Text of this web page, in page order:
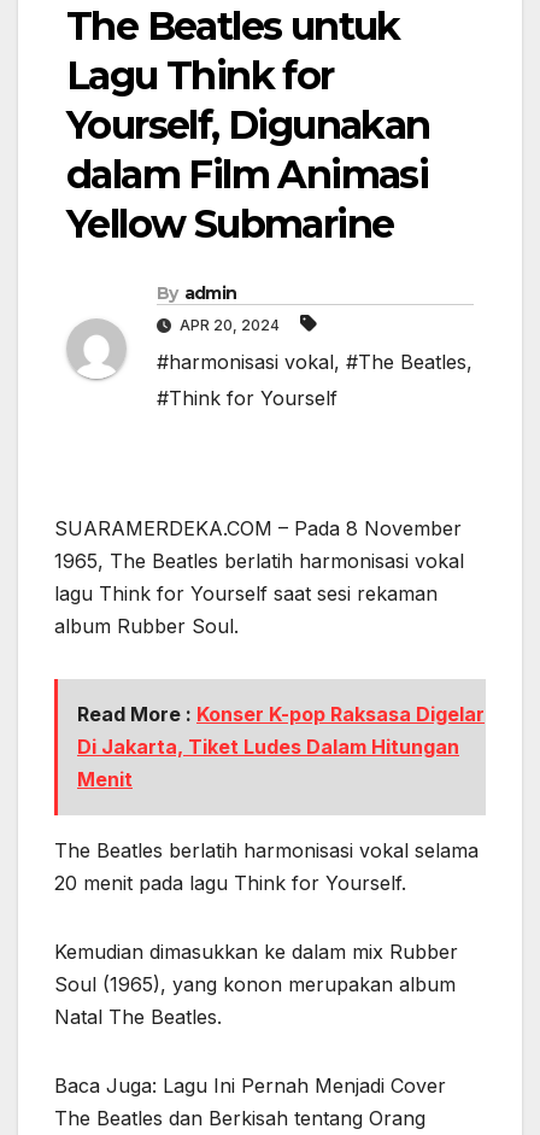
The Beatles untuk
Lagu Think for
Yourself, Digunakan
dalam Film Animasi
Yellow Submarine
By admin
APR 20, 2024
#harmonisasi vokal, #The Beatles,
#Think for Yourself
SUARAMERDEKA.COM – Pada 8 November
1965, The Beatles berlatih harmonisasi vokal
lagu Think for Yourself saat sesi rekaman
album Rubber Soul.
Read More : Konser K-pop Raksasa Digelar
Di Jakarta, Tiket Ludes Dalam Hitungan
Menit
The Beatles berlatih harmonisasi vokal selama
20 menit pada lagu Think for Yourself.
Kemudian dimasukkan ke dalam mix Rubber
Soul (1965), yang konon merupakan album
Natal The Beatles.
Baca Juga: Lagu Ini Pernah Menjadi Cover
The Beatles dan Berkisah tentang Orang